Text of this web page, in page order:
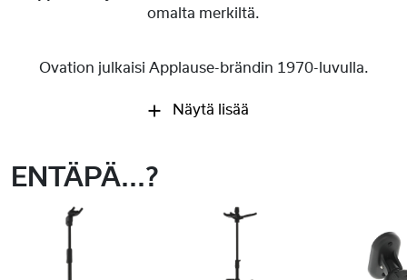
omalta merkiltä.
Ovation julkaisi Applause-brändin 1970-luvulla.
Näytä lisää
ENTÄPÄ...?